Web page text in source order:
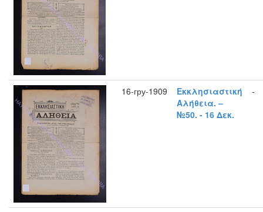
16-гру-1909
Εκκλησιαστική
Αλήθεια. –
№50. - 16 Δεκ.
-